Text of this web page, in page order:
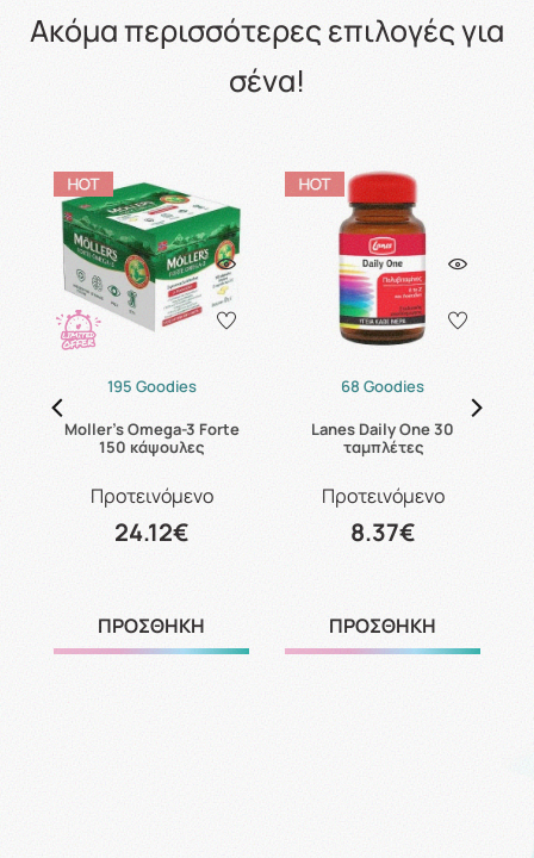
Ακόμα περισσότερες επιλογές για
σένα!
195 Goodies
Moller's Omega-3 Forte
150 κάψουλες
Προτεινόμενο
24.12€
ΠΡΟΣΘΗΚΗ
68 Goodies
Lanes Daily One 30
ταμπλέτες
Προτεινόμενο
8.37€
ΠΡΟΣΘΗΚΗ